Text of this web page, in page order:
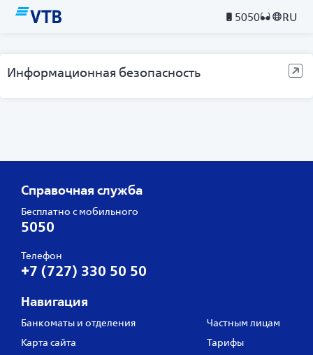
5050 RU
Информационная безопасность
Справочная служба
Бесплатно с мобильного
5050
Телефон
+7 (727) 330 50 50
Навигация
Банкоматы и отделения
Карта сайта
Частным лицам
Тарифы